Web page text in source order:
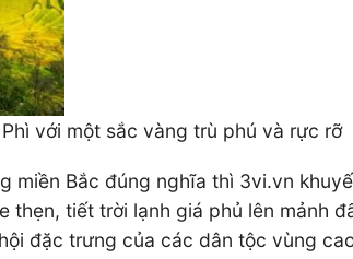
với một sắc vàng trù phú và rực rỡ
Bắc đúng nghĩa thì 3vi.vn
thẹn, tiết trời lạnh giá phủ lên mảnh
đặc trưng của các dân tộc vùng